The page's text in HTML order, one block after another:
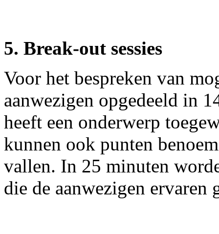
5. Break-out sessies
Voor het bespreken van
aanwezigen opgedeeld in
heeft een onderwerp
kunnen ook punten
vallen. In 25 minuten
die de aanwezigen ervaren